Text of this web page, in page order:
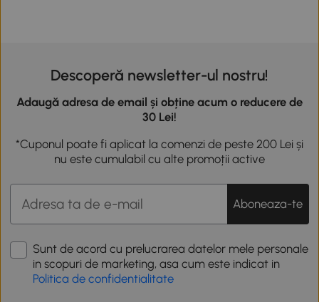
Descoperă newsletter-ul nostru!
Adaugă adresa de email și obține acum o reducere de
30 Lei!
*Cuponul poate fi aplicat la comenzi de peste 200 Lei și
nu este cumulabil cu alte promoții active
Aboneaza-te
Sunt de acord cu prelucrarea datelor mele personale
in scopuri de marketing, asa cum este indicat in
Politica de confidentialitate